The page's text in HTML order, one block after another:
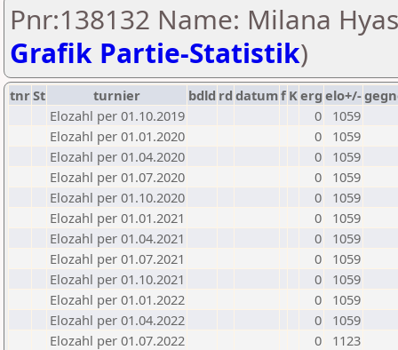
Pnr:138132 Name: Milana
Grafik Partie-Statistik)
tnrSt turnier bdld rd datumf Kerg elo+/-
Elozahl per 01.10.2019
0
1059
Elozahl per 01.01.2020
0
1059
Elozahl per 01.04.2020
0
1059
Elozahl per 01.07.2020
0
1059
Elozahl per 01.10.2020
0
1059
Elozahl per 01.01.2021
0
1059
Elozahl per 01.04.2021
0
1059
Elozahl per 01.07.2021
0
1059
Elozahl per 01.10.2021
0
1059
Elozahl per 01.01.2022
0
1059
Elozahl per 01.04.2022
0
1059
Elozahl per 01.07.2022
0
1123